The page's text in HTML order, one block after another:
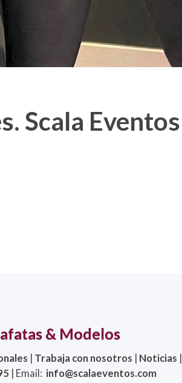
Scala Eventos
& Modelos
| Trabaja con nosotros | Noticias |
| Email: info@scalaeventos.com